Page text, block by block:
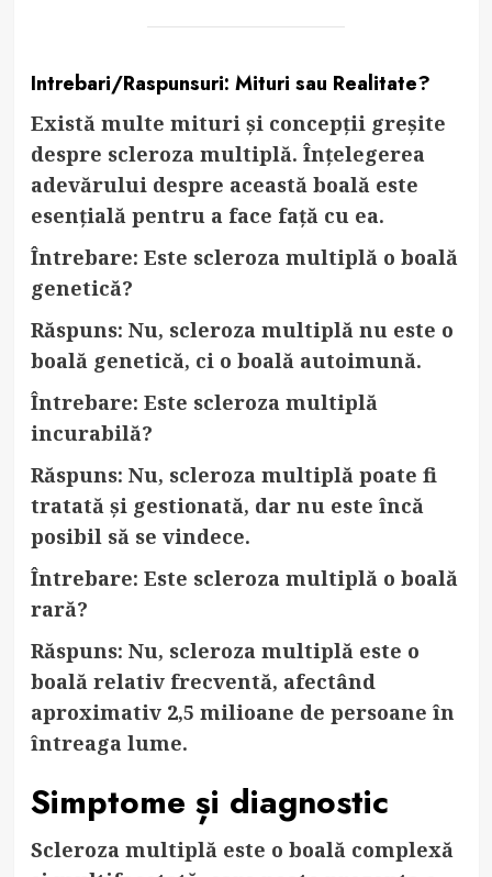
Intrebari/Raspunsuri: Mituri sau Realitate?
Există multe mituri și concepții greșite
despre scleroza multiplă. Înțelegerea
adevărului despre această boală este
esențială pentru a face față cu ea.
Întrebare: Este scleroza multiplă o boală
genetică?
Răspuns: Nu, scleroza multiplă nu este o
boală genetică, ci o boală autoimună.
Întrebare: Este scleroza multiplă
incurabilă?
Răspuns: Nu, scleroza multiplă poate fi
tratată și gestionată, dar nu este încă
posibil să se vindece.
Întrebare: Este scleroza multiplă o boală
rară?
Răspuns: Nu, scleroza multiplă este o
boală relativ frecventă, afectând
aproximativ 2,5 milioane de persoane în
întreaga lume.
Simptome și diagnostic
Scleroza multiplă este o boală complexă